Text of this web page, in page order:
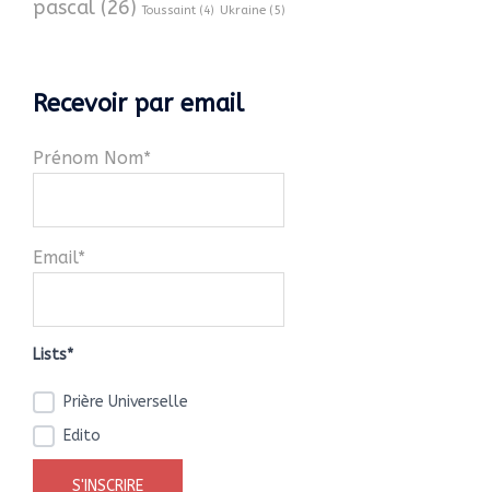
pascal (26) Toussaint (4) Ukraine (5)
Recevoir par email
Prénom Nom*
Email*
Lists*
Prière Universelle
Edito